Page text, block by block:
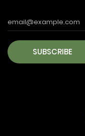
SUBSCRIBE